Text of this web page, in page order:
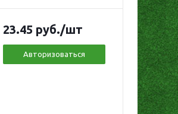
23.45 руб./шт
Авторизоваться